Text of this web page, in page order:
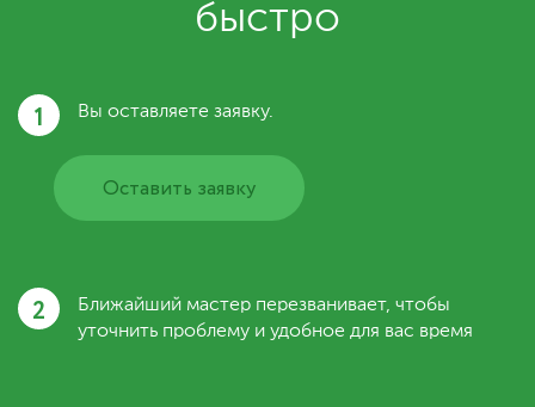
быстро
1 Вы оставляете заявку.
Оставить заявку
2
Ближайший мастер перезванивает, чтобы
уточнить проблему и удобное для вас время